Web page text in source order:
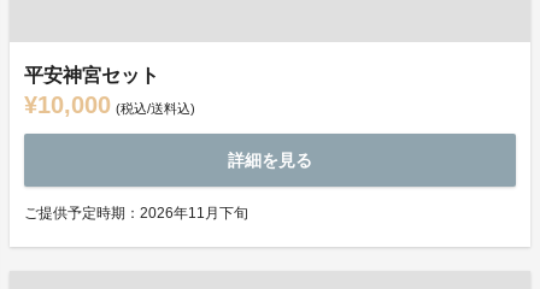
平安神宮セット
¥10,000 (税込/送料込)
詳細を見る
ご提供予定時期：2026年11月下旬